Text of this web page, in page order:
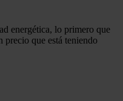
energética, lo primero que
precio que está teniendo